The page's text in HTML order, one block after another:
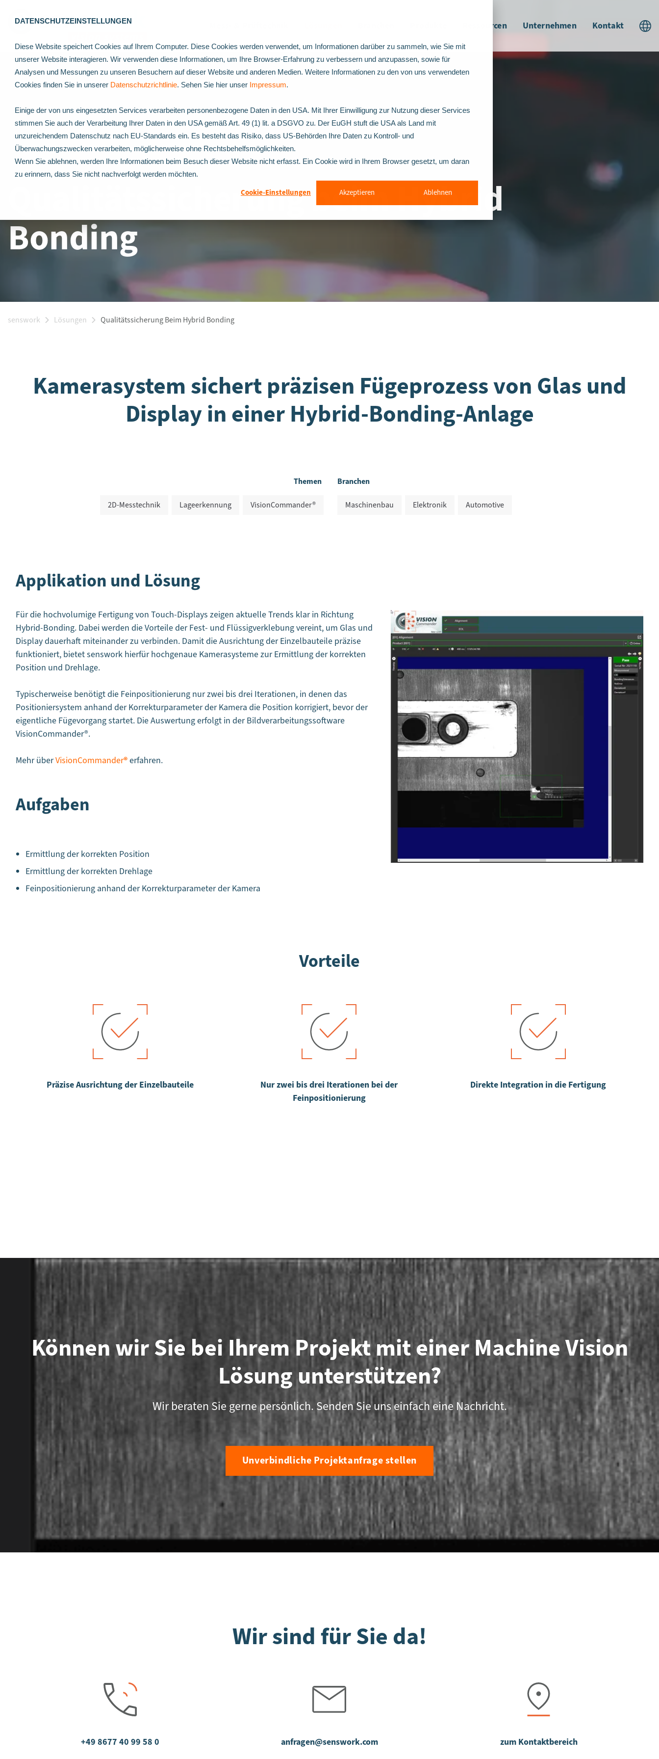
DATENSCHUTZEINSTELLUNGEN
Diese Website speichert Cookies auf Ihrem Computer. Diese Cookies werden verwendet, um Informationen darüber zu sammeln, wie Sie mit
unserer Website interagieren. Wir verwenden diese Informationen, um Ihre Browser-Erfahrung zu verbessern und anzupassen, sowie für
Analysen und Messungen zu unseren Besuchern auf dieser Website und anderen Medien. Weitere Informationen zu den von uns verwendeten
Cookies finden Sie in unserer Datenschutzrichtlinie. Sehen Sie hier unser Impressum.
Einige der von uns eingesetzten Services verarbeiten personenbezogene Daten in den USA. Mit Ihrer Einwilligung zur Nutzung dieser Services
stimmen Sie auch der Verarbeitung Ihrer Daten in den USA gemäß Art. 49 (1) lit. a DSGVO zu. Der EuGH stuft die USA als Land mit
unzureichendem Datenschutz nach EU-Standards ein. Es besteht das Risiko, dass US-Behörden Ihre Daten zu Kontroll- und
Überwachungszwecken verarbeiten, möglicherweise ohne Rechtsbehelfsmöglichkeiten.
Wenn Sie ablehnen, werden Ihre Informationen beim Besuch dieser Website nicht erfasst. Ein Cookie wird in Ihrem Browser gesetzt, um daran
zu erinnern, dass Sie nicht nachverfolgt werden möchten.
Cookie-Einstellungen Akzeptieren Ablehnen
Ressourcen Unternehmen Kontakt
Qualitätssicherung beim Hybrid
Bonding
senswork Lösungen Qualitätssicherung Beim Hybrid Bonding
Kamerasystem sichert präzisen Fügeprozess von Glas und
Display in einer Hybrid-Bonding-Anlage
Themen
2D-Messtechnik Lageerkennung VisionCommander®
Branchen
Maschinenbau Elektronik Automotive
Applikation und Lösung
Für die hochvolumige Fertigung von Touch-Displays zeigen aktuelle Trends klar in Richtung
Hybrid-Bonding. Dabei werden die Vorteile der Fest- und Flüssigverklebung vereint, um Glas und
Display dauerhaft miteinander zu verbinden. Damit die Ausrichtung der Einzelbauteile präzise
funktioniert, bietet senswork hierfür hochgenaue Kamerasysteme zur Ermittlung der korrekten
Position und Drehlage.
Typischerweise benötigt die Feinpositionierung nur zwei bis drei Iterationen, in denen das
Positioniersystem anhand der Korrekturparameter der Kamera die Position korrigiert, bevor der
eigentliche Fügevorgang startet. Die Auswertung erfolgt in der Bildverarbeitungssoftware
VisionCommander®.
Mehr überVisionCommander®erfahren.
Aufgaben
Ermittlung der korrekten Position
Ermittlung der korrekten Drehlage
Feinpositionierung anhand der Korrekturparameter der Kamera
Vorteile
Präzise Ausrichtung der Einzelbauteile
Nur zwei bis drei Iterationen bei der
Feinpositionierung
Direkte Integration in die Fertigung
Können wir Sie bei Ihrem Projekt mit einer Machine Vision
Lösung unterstützen?
Wir beraten Sie gerne persönlich. Senden Sie uns einfach eine Nachricht.
Unverbindliche Projektanfrage stellen
Wir sind für Sie da!
+49 8677 40 99 58 0 anfragen@senswork.com zum Kontaktbereich